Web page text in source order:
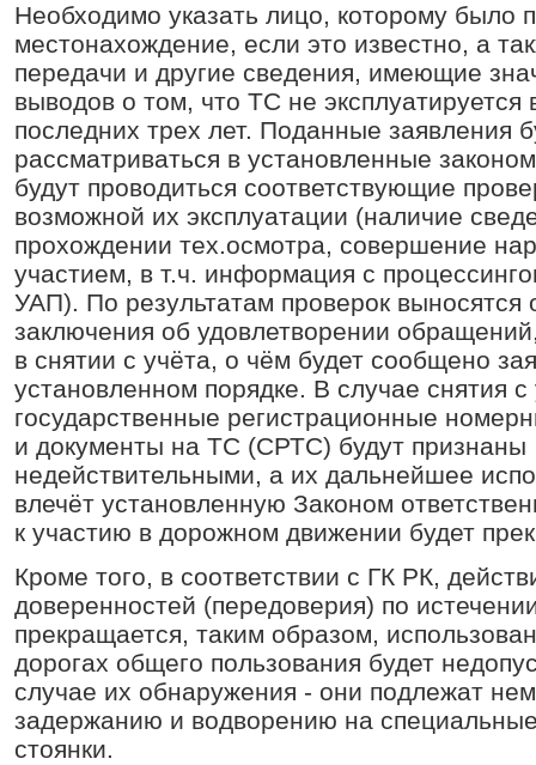
Необходимо указать лицо, которому было
местонахождение, если это известно, а
передачи и другие сведения, имеющие
выводов о том, что ТС не эксплуатируется
последних трех лет. Поданные заявления
рассматриваться в установленные
будут проводиться соответствующие
возможной их эксплуатации (наличие
прохождении тех.осмотра, совершение
участием, в т.ч. информация с
УАП). По результатам проверок выносятся
заключения об удовлетворении
в снятии с учёта, о чём будет сообщено
установленном порядке. В случае снятия
государственные регистрационные
и документы на ТС (СРТС) будут признаны
недействительными, а их дальнейшее
влечёт установленную Законом
к участию в дорожном движении будет
Кроме того, в соответствии с ГК РК,
доверенностей (передоверия) по
прекращается, таким образом,
дорогах общего пользования будет
случае их обнаружения - они подлежат
задержанию и водворению на
стоянки.